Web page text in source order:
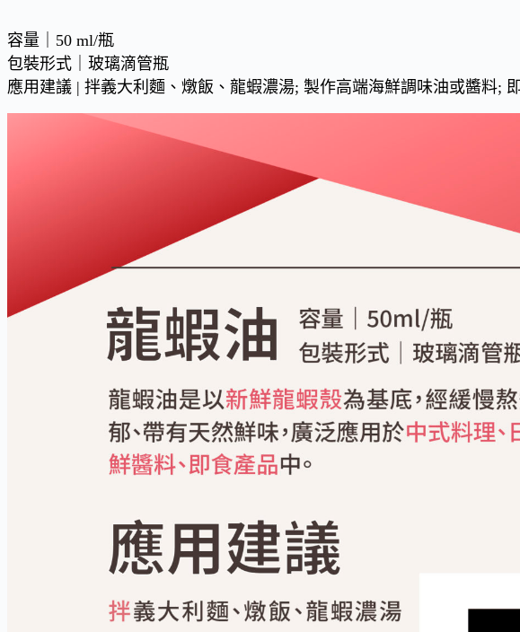
容量｜50 ml/瓶
包裝形式｜玻璃滴管瓶
應用建議 | 拌義大利麵、燉飯、龍蝦濃湯; 製作高端海鮮調味油或醬料;